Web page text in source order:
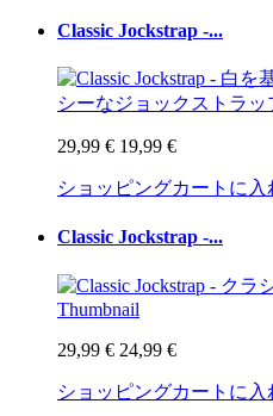
Classic Jockstrap -...
29,99 € 19,99 €
ショッピングカートに入
Classic Jockstrap -...
29,99 € 24,99 €
ショッピングカートに入